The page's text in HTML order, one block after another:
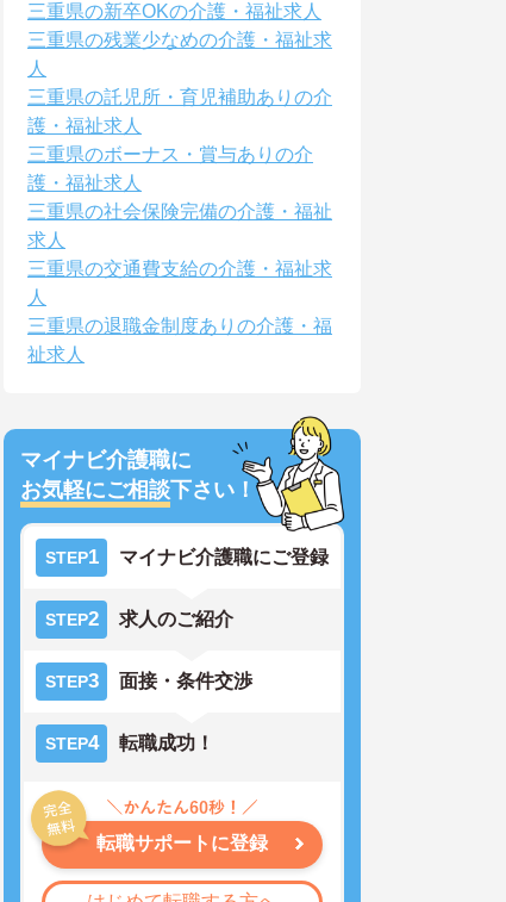
三重県の新卒OKの介護・福祉求人
三重県の残業少なめの介護・福祉求
人
三重県の託児所・育児補助ありの介
護・福祉求人
三重県のボーナス・賞与ありの介
護・福祉求人
三重県の社会保険完備の介護・福祉
求人
三重県の交通費支給の介護・福祉求
人
三重県の退職金制度ありの介護・福
祉求人
マイナビ介護職に
お気軽にご相談下さい！
STEP1 マイナビ介護職にご登録
STEP2 求人のご紹介
STEP3 面接・条件交渉
STEP4 転職成功！
転職サポートに登録